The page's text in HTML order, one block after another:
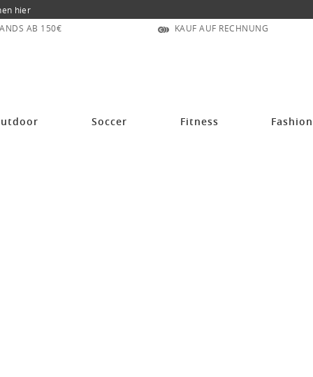
hier
AB 150€
KAUF AUF RECHNUNG
Soccer Fitness Fashion